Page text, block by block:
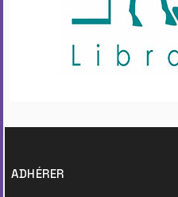
ADHÉRER